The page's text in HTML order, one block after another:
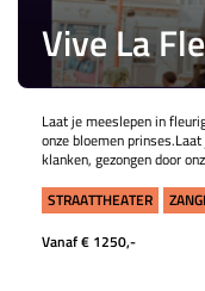
Vive La
Laat je meeslepen in
onze bloemen
klanken, gezongen door
STRAATTHEATER
Vanaf € 1250,-